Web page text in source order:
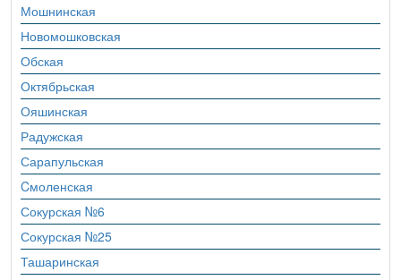
Мошнинская
Новомошковская
Обская
Октябрьская
Ояшинская
Радужская
Сарапульская
Cмоленская
Сокурская №6
Сокурская №25
Ташаринская